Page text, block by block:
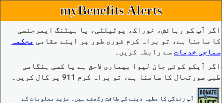
myBenefits Alerts
اگر آپ کو رہائش، خوراک، یوٹیلٹی، یا ہیٹنگ ایمرجنسی
کا سامنا ہے، تو براہ کرم فوری طور پر اپنے مقامی محکمہ
سماجی خدمات سے رابطہ کریں۔
اگر آپکو کوئی جان لیوا بیماری لاحق ہے یا کسی ہنگامی
طبی صورتحال کا سامنا ہے، تو براہ کرم 911 پر کال کریں۔
آپ زندگی کا عطیہ دینے کی طاقت رکھتے ہیں۔ مزید معلومات کے